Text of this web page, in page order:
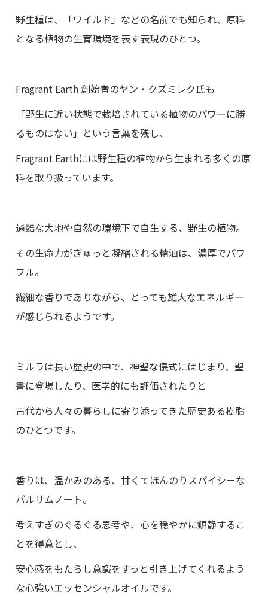
野生種は、「ワイルド」などの名前でも知られ、原料
となる植物の生育環境を表す表現のひとつ。
Fragrant Earth 創始者のヤン・クズミレク氏も
「野生に近い状態で栽培されている植物のパワーに勝
るものはない」という言葉を残し、
Fragrant Earthには野生種の植物から生まれる多くの原
料を取り扱っています。
過酷な大地や自然の環境下で自生する、野生の植物。
その生命力がぎゅっと凝縮される精油は、濃厚でパワ
フル。
繊細な香りでありながら、とっても雄大なエネルギー
が感じられるようです。
ミルラは長い歴史の中で、神聖な儀式にはじまり、聖
書に登場したり、医学的にも評価されたりと
古代から人々の暮らしに寄り添ってきた歴史ある樹脂
のひとつです。
香りは、温かみのある、甘くてほんのりスパイシーな
バルサムノート。
考えすぎのぐるぐる思考や、心を穏やかに鎮静するこ
とを得意とし、
安心感をもたらし意識をすっと引き上げてくれるよう
な心強いエッセンシャルオイルです。